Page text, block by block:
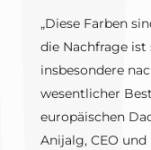
„Diese Farben
die Nachfrage ist
insbesondere
wesentlicher
europäischen
Anijalg, CEO